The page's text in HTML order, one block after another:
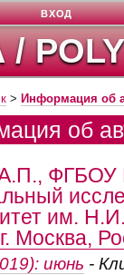
ВХОД
> Информация об
об
ФГБОУ
им.
Москва,
июнь -